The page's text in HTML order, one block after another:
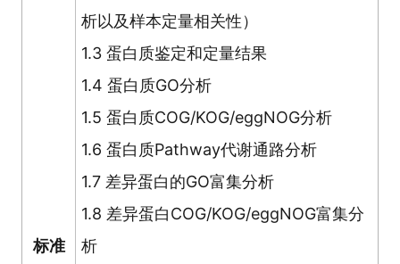
标准
析以及样本定量相关性）
1.3 蛋白质鉴定和定量结果
1.4 蛋白质GO分析
1.5 蛋白质COG/KOG/eggNOG分析
1.6 蛋白质Pathway代谢通路分析
1.7 差异蛋白的GO富集分析
1.8 差异蛋白COG/KOG/eggNOG富集分
析